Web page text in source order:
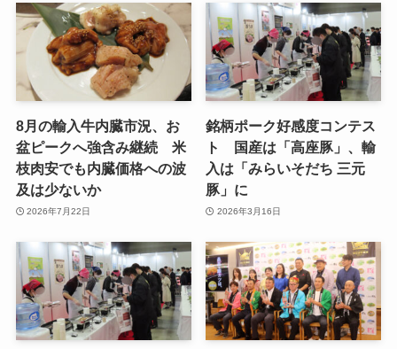
8月の輸入牛内臓市況、お
盆ピークへ強含み継続 米
枝肉安でも内臓価格への波
及は少ないか
2026年7月22日
銘柄ポーク好感度コンテス
ト 国産は「高座豚」、輸
入は「みらいそだち 三元
豚」に
2026年3月16日